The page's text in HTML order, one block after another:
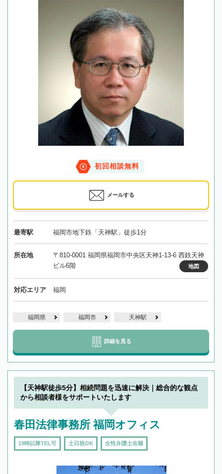
初回相談無料
メールする
最寄駅 福岡市地下鉄「天神駅」徒歩1分
所在地
〒810-0001 福岡県福岡市中央区天神1-13-6 西鉄天神
ビル6階
地図
対応エリア 福岡
福岡県 福岡市 天神駅
詳細を見る
【天神駅徒歩5分】相続問題を迅速に解決｜総合的な観点
から相談者様をサポートいたします
春田法律事務所 福岡オフィス
19時以降TEL可 土日祝OK 女性弁護士在籍